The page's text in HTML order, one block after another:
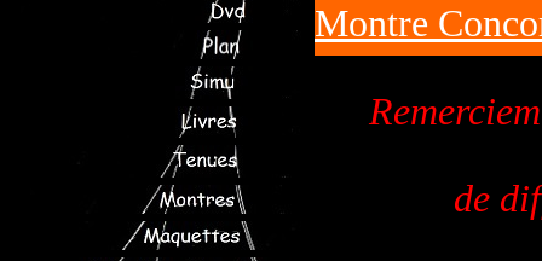
Montre
de